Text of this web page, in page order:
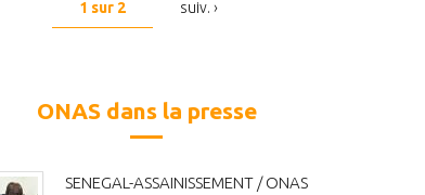
1 sur 2 suiv. ›
ONAS dans la presse
SENEGAL-ASSAINISSEMENT / ONAS